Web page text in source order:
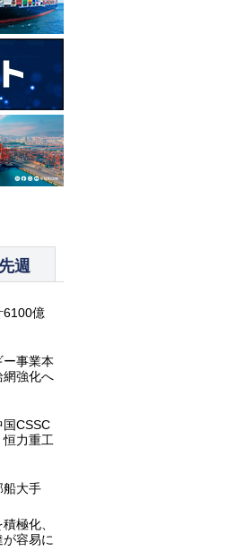
先週
6100億
ー事業本
網強化へ
CSSC
恒力重工
船大手
極化、
容易に